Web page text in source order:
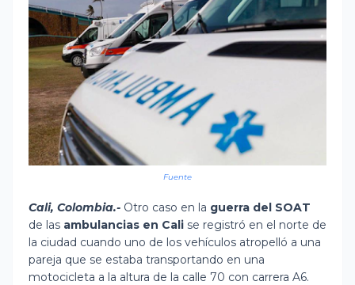
Fuente
Cali, Colombia.- Otro caso en la guerra del SOAT
de las ambulancias en Cali se registró en el norte de
la ciudad cuando uno de los vehículos atropelló a una
pareja que se estaba transportando en una
motocicleta a la altura de la calle 70 con carrera A6.